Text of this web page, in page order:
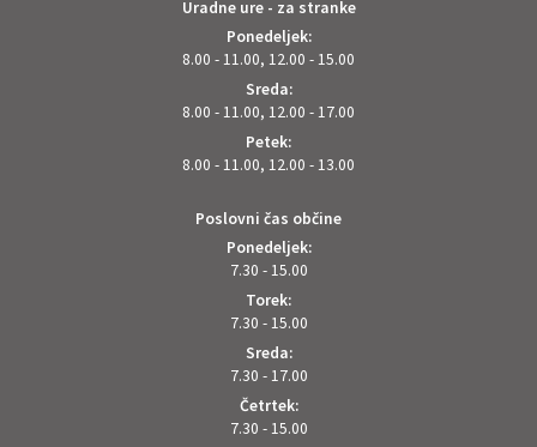
Uradne ure - za stranke
Ponedeljek:
8.00 - 11.00, 12.00 - 15.00
Sreda:
8.00 - 11.00, 12.00 - 17.00
Petek:
8.00 - 11.00, 12.00 - 13.00
Poslovni čas občine
Ponedeljek:
7.30 - 15.00
Torek:
7.30 - 15.00
Sreda:
7.30 - 17.00
Četrtek:
7.30 - 15.00